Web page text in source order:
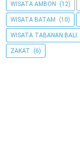
WISATA AMBON (12)
WISATA BATAM (10)
WISATA TABANAN BALI
ZAKAT (6)